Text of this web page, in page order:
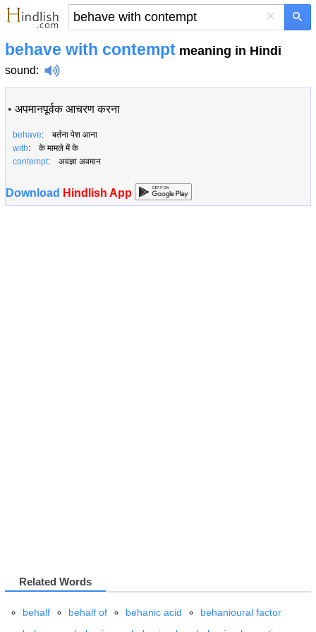
×
behave with contempt meaning in Hindi
sound:
• अपमानपूर्वक आचरण करना
behave: बर्तना पेश आना
with: के मामले में के
contempt: अवज्ञा अवमान
Download Hindlish App
Related Words
behalf behalf of behanic acid
behanioural factor